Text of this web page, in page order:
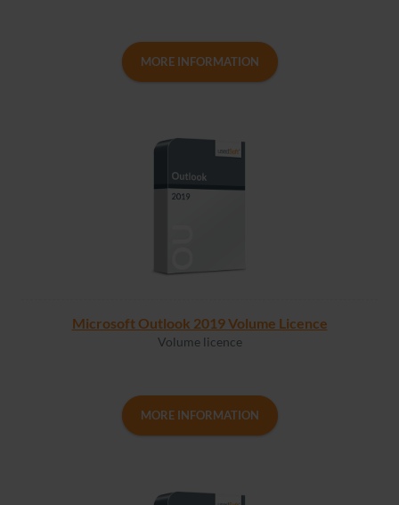
MORE INFORMATION
Microsoft Outlook 2019 Volume Licence
Volume licence
MORE INFORMATION